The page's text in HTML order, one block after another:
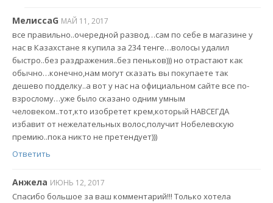
МелиссаG МАЙ 11, 2017
все правильно..очередной развод…сам по себе в магазине у
нас в Казахстане я купила за 234 тенге…волосы удалил
быстро..без раздражения..без пеньков))) но отрастают как
обычно…конечно,нам могут сказать вы покупаете так
дешево подделку..а вот у нас на официальном сайте все по-
взрослому…уже было сказано одним умным
человеком..тот,кто изобретет крем,который НАВСЕГДА
избавит от нежелательных волос,получит Нобелевскую
премию..пока никто не претендует)))
Ответить
Анжела ИЮНЬ 12, 2017
Спасибо большое за ваш комментарий!!! Только хотела